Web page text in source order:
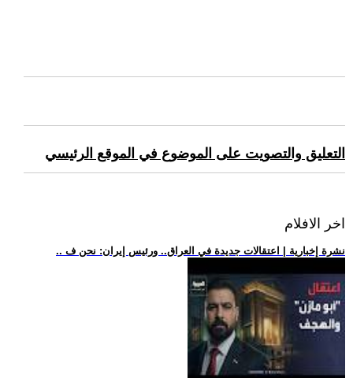
التعليق والتصويت على الموضوع في الموقع الرئيسي
اخر الافلام
.. نشرة إخبارية | اعتقالات جديدة في العراق.. ورئيس إيران: نحن ف